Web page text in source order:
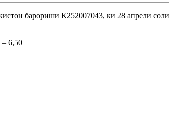
барориши К252007043, ки 28 апрели
– 6,50